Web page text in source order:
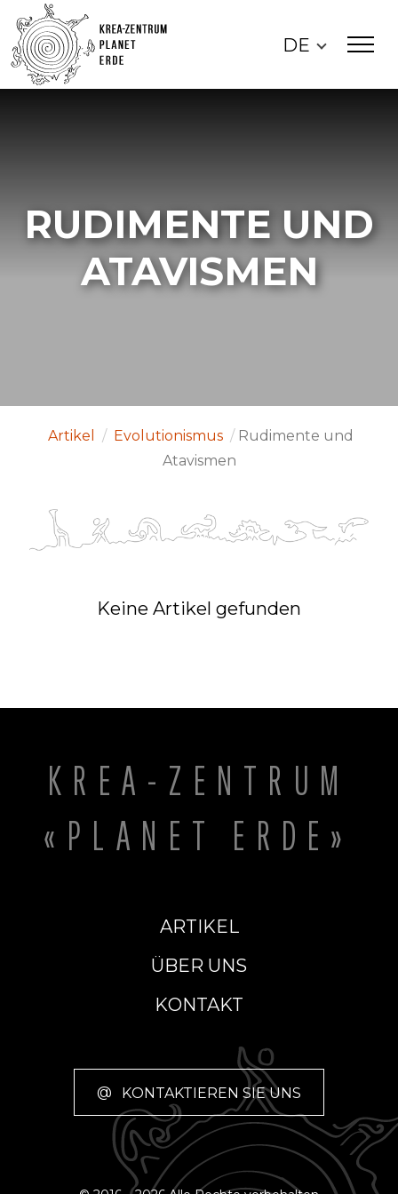
DE
RUDIMENTE UND
ATAVISMEN
Artikel / Evolutionismus / Rudimente und
Atavismen
Keine Artikel gefunden
KREA-ZENTRUM
«PLANET ERDE»
ARTIKEL
ÜBER UNS
KONTAKT
@ KONTAKTIEREN SIE UNS